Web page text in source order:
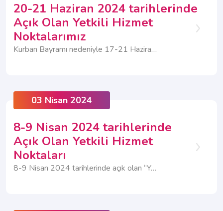
20-21 Haziran 2024 tarihlerinde
Açık Olan Yetkili Hizmet
Noktalarımız
Kurban Bayramı nedeniyle 17-21 Haziran 2024 tarihleri arasında Müşteri İlişkileri Merkezimiz kapalı olacaktır.
03 Nisan 2024
8-9 Nisan 2024 tarihlerinde
Açık Olan Yetkili Hizmet
Noktaları
8-9 Nisan 2024 tarihlerinde açık olan “Yetkili Hizmet Noktalarına” aşağıdaki listeden ulaşabilirsiniz...